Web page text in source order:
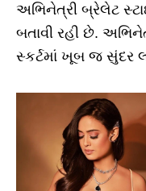
અભિનેત્રી બ્રેલેટ
બતાવી રહી છે.
સ્કર્ટમાં ખૂબ જ સુંદર